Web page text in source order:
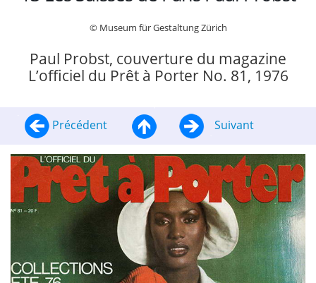
© Museum für Gestaltung Zürich
Paul Probst, couverture du magazine
L’officiel du Prêt à Porter No. 81, 1976
Précédent Suivant